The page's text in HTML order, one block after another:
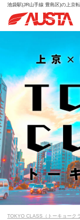
池袋駅(JR山手線 豊島区)の上京
TOKYO CLASS（トーキョーク